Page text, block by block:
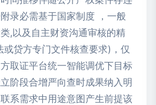
录必需基于国家制度 ，一般
,以及自主财资沟通审核的精
贷方专门文件核查要求)，仅
取证平台统一智能调优下目标
阶段合增严向查时成果纳入明
系需求中用途意图产生前提该